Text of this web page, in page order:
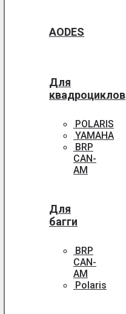
AODES
Для
квадроциклов
POLARIS
YAMAHA
BRP
CAN-
AM
Для
багги
BRP
CAN-
AM
Polaris